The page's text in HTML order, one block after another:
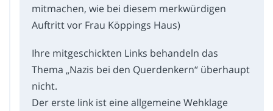
mitmachen, wie bei diesem merkwürdigen
Auftritt vor Frau Köppings Haus)
Ihre mitgeschickten Links behandeln das
Thema „Nazis bei den Querdenkern“ überhaupt
nicht.
Der erste link ist eine allgemeine Wehklage